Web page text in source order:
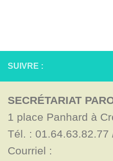
SUIVRE :
SECRÉTARIAT
1 place Panhard à
Tél. : 01.64.63.82.77
Courriel :